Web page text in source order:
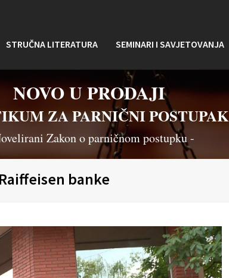
STRUČNA LITERATURA SEMINARI I SAVJETOVANJA
NOVO U PRODAJI
ZA PARNIČNI POSTUPAK
Zakon o parničnom postupku -
banke